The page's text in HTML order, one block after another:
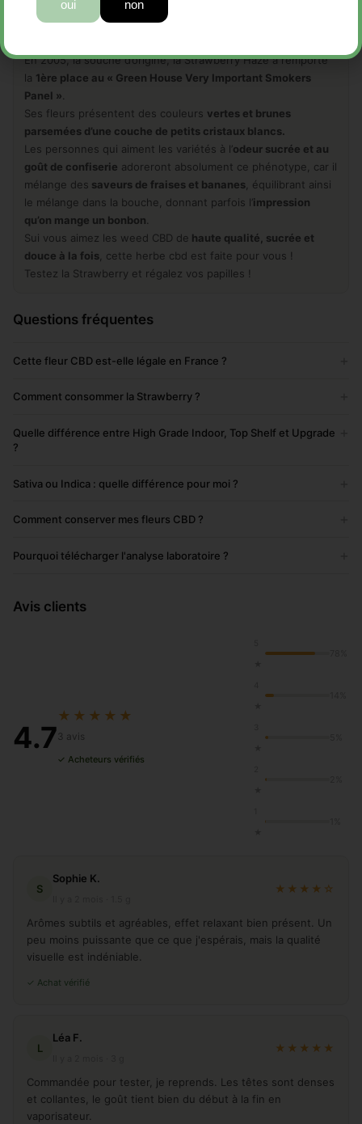
On dit qu’elle est très rare sur le marché légal du cannabis
En 2005, la souche d’origine, la Strawberry Haze a remporté
la 1ère place au « Green House Very Important Smokers
Panel ».
Ses fleurs présentent des couleurs vertes et brunes
parsemées d’une couche de petits cristaux blancs.
Les personnes qui aiment les variétés à l’odeur sucrée et au
goût de confiserie adoreront absolument ce phénotype, car il
mélange des saveurs de fraises et bananes, équilibrant ainsi
le mélange dans la bouche, donnant parfois l’impression
qu’on mange un bonbon.
Sui vous aimez les weed CBD de haute qualité, sucrée et
douce à la fois, cette herbe cbd est faite pour vous !
Testez la Strawberry et régalez vos papilles !
Questions fréquentes
Cette fleur CBD est-elle légale en France ?
Comment consommer la Strawberry ?
Quelle différence entre High Grade Indoor, Top Shelf et Upgrade
?
Sativa ou Indica : quelle différence pour moi ?
Comment conserver mes fleurs CBD ?
Pourquoi télécharger l'analyse laboratoire ?
Avis clients
4.7
★★★★★
3 avis
✓ Acheteurs vérifiés
S
Sophie K.
★★★★☆
Arômes subtils et agréables, effet relaxant bien présent. Un
peu moins puissante que ce que j'espérais, mais la qualité
visuelle est indéniable.
✓ Achat vérifié
L
Léa F.
★★★★★
Commandée pour tester, je reprends. Les têtes sont denses
et collantes, le goût tient bien du début à la fin en
vaporisateur.
oui non